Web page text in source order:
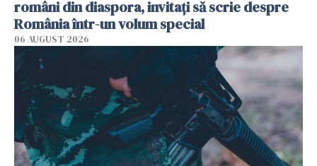
români din diaspora, invitați să scrie despre
România într-un volum special
06 AUGUST 2026